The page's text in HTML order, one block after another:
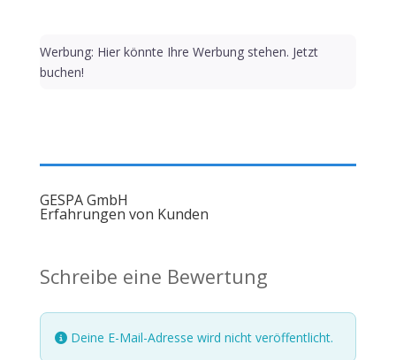
Werbung: Hier könnte Ihre Werbung stehen. Jetzt
buchen!
GESPA GmbH
Erfahrungen von Kunden
Schreibe eine Bewertung
Deine E-Mail-Adresse wird nicht veröffentlicht.